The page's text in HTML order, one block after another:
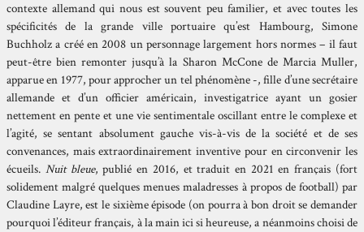
contexte allemand qui nous est souvent peu familier, et avec toutes les
spécificités de la grande ville portuaire qu’est Hambourg, Simone
Buchholz a créé en 2008 un personnage largement hors normes – il faut
peut-être bien remonter jusqu’à la Sharon McCone de Marcia Muller,
apparue en 1977, pour approcher un tel phénomène -, fille d’une secrétaire
allemande et d’un officier américain, investigatrice ayant un gosier
nettement en pente et une vie sentimentale oscillant entre le complexe et
l’agité, se sentant absolument gauche vis-à-vis de la société et de ses
convenances, mais extraordinairement inventive pour en circonvenir les
écueils. Nuit bleue, publié en 2016, et traduit en 2021 en français (fort
solidement malgré quelques menues maladresses à propos de football) par
Claudine Layre, est le sixième épisode (on pourra à bon droit se demander
pourquoi l’éditeur français, à la main ici si heureuse, a néanmoins choisi de